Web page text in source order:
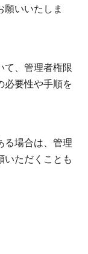
いいたしま
て、管理者権限
必要性や手順を
る場合は、管理
いただくことも